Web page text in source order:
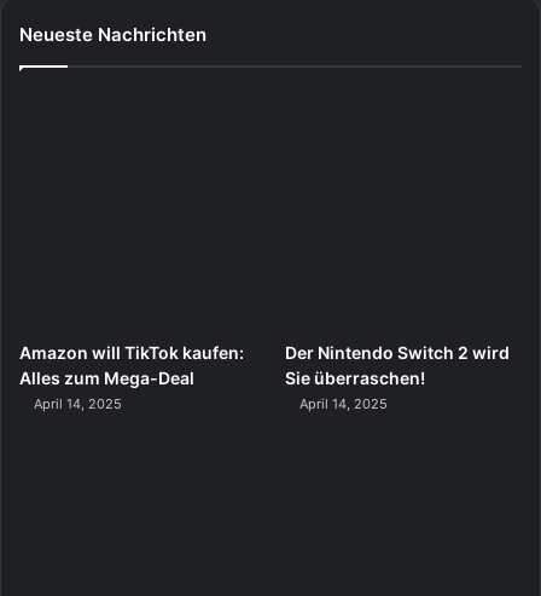
Neueste Nachrichten
Amazon will TikTok kaufen:
Alles zum Mega-Deal
April 14, 2025
Der Nintendo Switch 2 wird
Sie überraschen!
April 14, 2025